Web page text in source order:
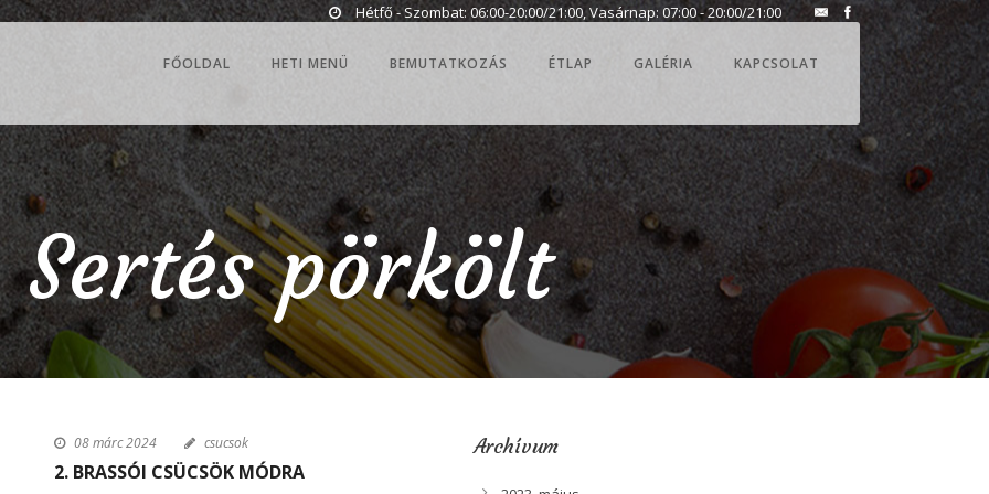
Hétfő - Szombat: 06:00-20:00/21:00, Vasárnap: 07:00 - 20:00/21:00
FŐOLDAL HETI MENÜ BEMUTATKOZÁS ÉTLAP GALÉRIA KAPCSOLAT
Sertés pörkölt
08 márc 2024 csucsok
2. BRASSÓI CSÜCSÖK MÓDRA
Archívum